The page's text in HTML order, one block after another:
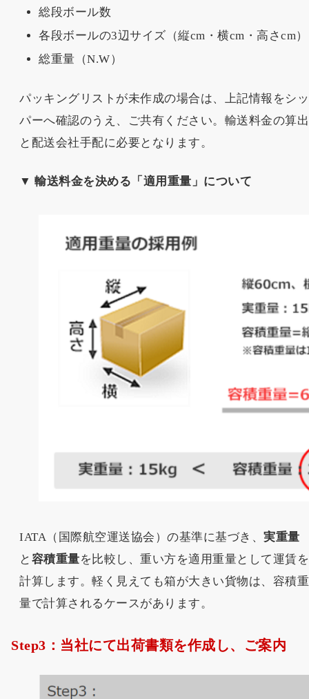
総段ボール数
各段ボールの3辺サイズ（縦cm・横cm・高さcm）
総重量（N.W）
パッキングリストが未作成の場合は、上記情報をシッ
パーへ確認のうえ、ご共有ください。輸送料金の算出
と配送会社手配に必要となります。
▼ 輸送料金を決める「適用重量」について
IATA（国際航空運送協会）の基準に基づき、実重量
と 容積重量を比較し、重い方を適用重量として運賃を
計算します。軽く見えても箱が大きい貨物は、容積重
量で計算されるケースがあります。
Step3：当社にて出荷書類を作成し、ご案内